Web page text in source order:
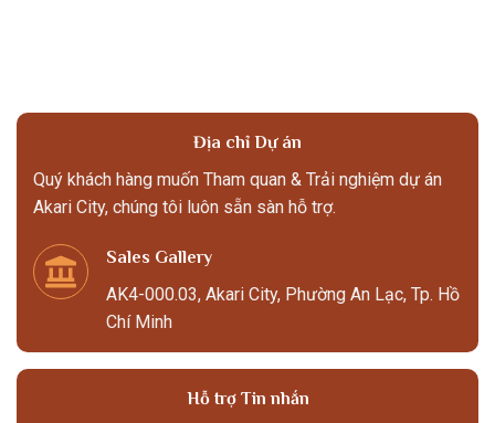
Địa chỉ Dự án
Quý khách hàng muốn Tham quan & Trải nghiệm dự án
Akari City, chúng tôi luôn sẵn sàn hỗ trợ.
Sales Gallery
AK4-000.03, Akari City, Phường An Lạc, Tp. Hồ
Chí Minh
Hỗ trợ Tin nhắn